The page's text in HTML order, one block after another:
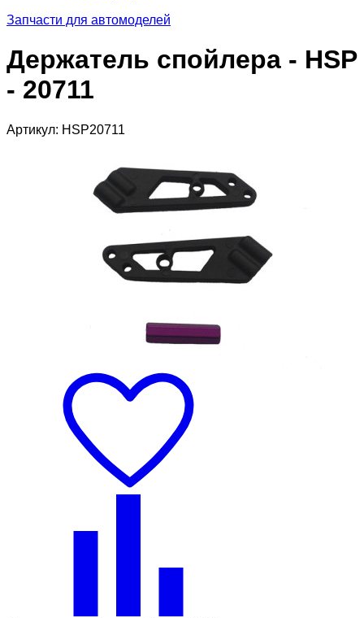
Запчасти для автомоделей
Держатель спойлера - HSP
- 20711
Артикул: HSP20711